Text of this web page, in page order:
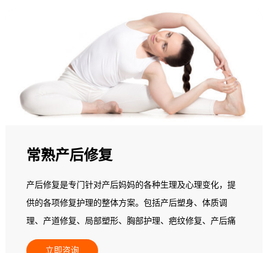
三孩政策将使全国每年增加1800万产妇，其中有33.3%会选
择产后恢复消费。每个产妇平均消费2万元，其中，85%以
上的产妇有产后脊柱、乳房问题，68%有肥胖问题，52%有
体质变弱的问题。因此，做好产后康复是迫在眉睫的事
情。但普通产妇都不具备相关专业知识，不知道如何做产
后康复训练，所以，需要专业的产后康复师来协助。
常熟产后修复
产后修复是专门针对产后妈妈的各种生理及心理变化，提
供的各项修复护理的整体方案。包括产后塑身、体质调
理、产道修复、局部塑形、胸部护理、疤纹修复、产后痛
经调理、产后益肾养护、产后暖宫养巢。
立即咨询